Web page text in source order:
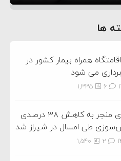
ها
همراه بیمار کشور در
می شود
1,335
فرهنگ سازی منجر به کاهش ۳۸ درصدی
طی امسال در شیراز شد
1,540